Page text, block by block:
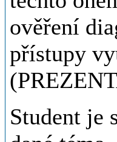
ověření
přístupy
Student je